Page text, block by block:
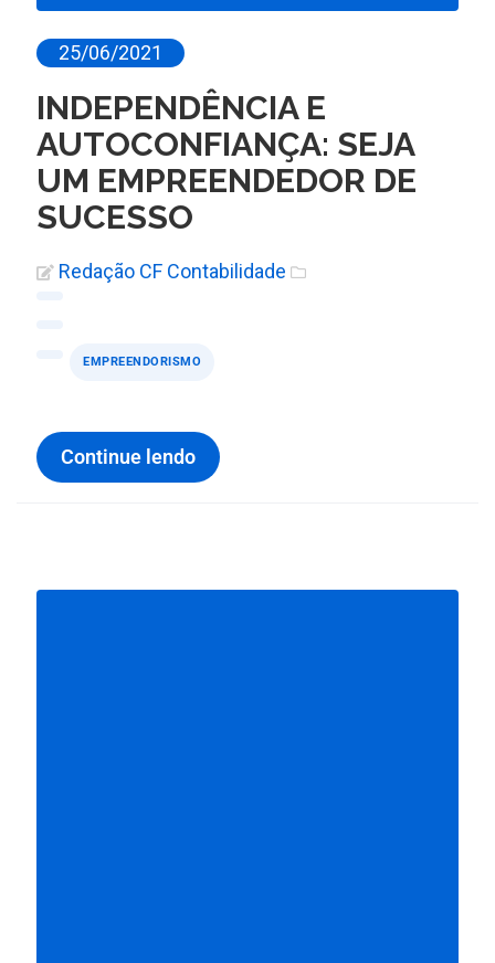
25/06/2021
INDEPENDÊNCIA E
AUTOCONFIANÇA: SEJA
UM EMPREENDEDOR DE
SUCESSO
Redação CF Contabilidade
EMPREENDORISMO
Continue lendo